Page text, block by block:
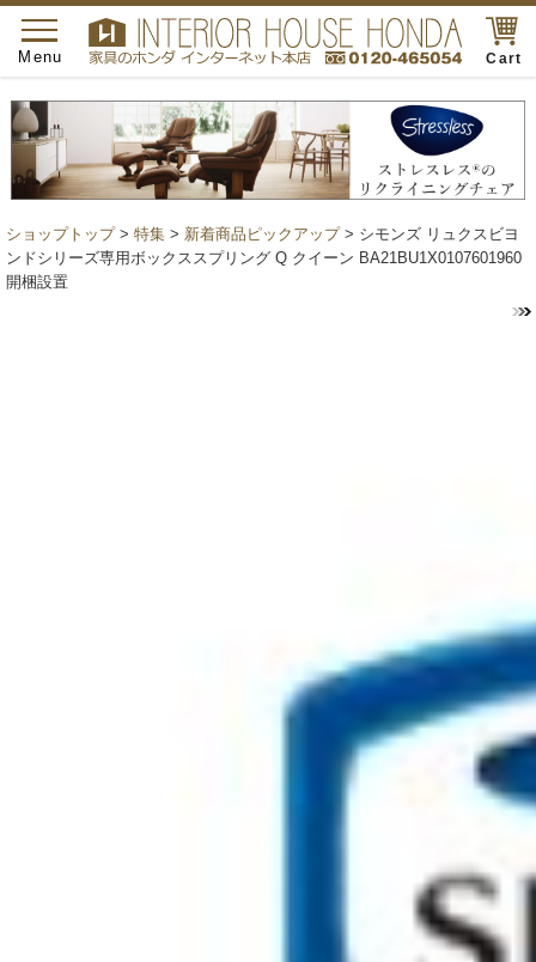
Cart
toggle
navigation
Menu
ショップトップ> 特集 > 新着商品ピックアップ> シモンズ リュクスビヨ
ンドシリーズ専用ボックススプリング Q クイーン BA21BU1X0107601960
開梱設置